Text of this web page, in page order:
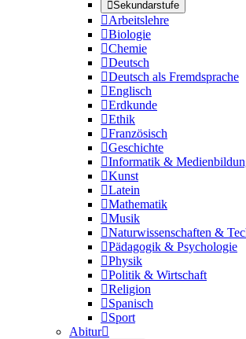
Sekundarstufe
Arbeitslehre
Biologie
Chemie
Deutsch
Deutsch als Fremdsprache
Englisch
Erdkunde
Ethik
Französisch
Geschichte
Informatik &
Kunst
Latein
Mathematik
Musik
Naturwissenschaften &
Pädagogik & Psychologie
Physik
Politik & Wirtschaft
Religion
Spanisch
Sport
Abitur